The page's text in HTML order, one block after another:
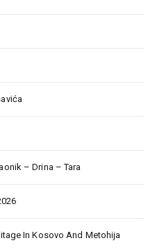
– Drina – Tara
In Kosovo And Metohija